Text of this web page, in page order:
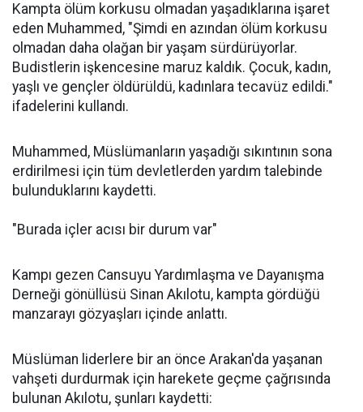
Kampta ölüm korkusu olmadan yaşadıklarına işaret
eden Muhammed, "Şimdi en azından ölüm korkusu
olmadan daha olağan bir yaşam sürdürüyorlar.
Budistlerin işkencesine maruz kaldık. Çocuk, kadın,
yaşlı ve gençler öldürüldü, kadınlara tecavüz edildi."
ifadelerini kullandı.
Muhammed, Müslümanların yaşadığı sıkıntının sona
erdirilmesi için tüm devletlerden yardım talebinde
bulunduklarını kaydetti.
"Burada içler acısı bir durum var"
Kampı gezen Cansuyu Yardımlaşma ve Dayanışma
Derneği gönüllüsü Sinan Akılotu, kampta gördüğü
manzarayı gözyaşları içinde anlattı.
Müslüman liderlere bir an önce Arakan'da yaşanan
vahşeti durdurmak için harekete geçme çağrısında
bulunan Akılotu, şunları kaydetti: